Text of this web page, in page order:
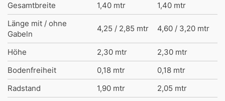
Gesamtbreite 1,40 mtr
1,40 mtr
Länge mit / ohne
Gabeln
4,25 / 2,85 mtr 4,60 / 3,20 mtr
Höhe 2,30 mtr
2,30 mtr
Bodenfreiheit
0,18 mtr
0,18 mtr
Radstand
1,90 mtr
2,05 mtr